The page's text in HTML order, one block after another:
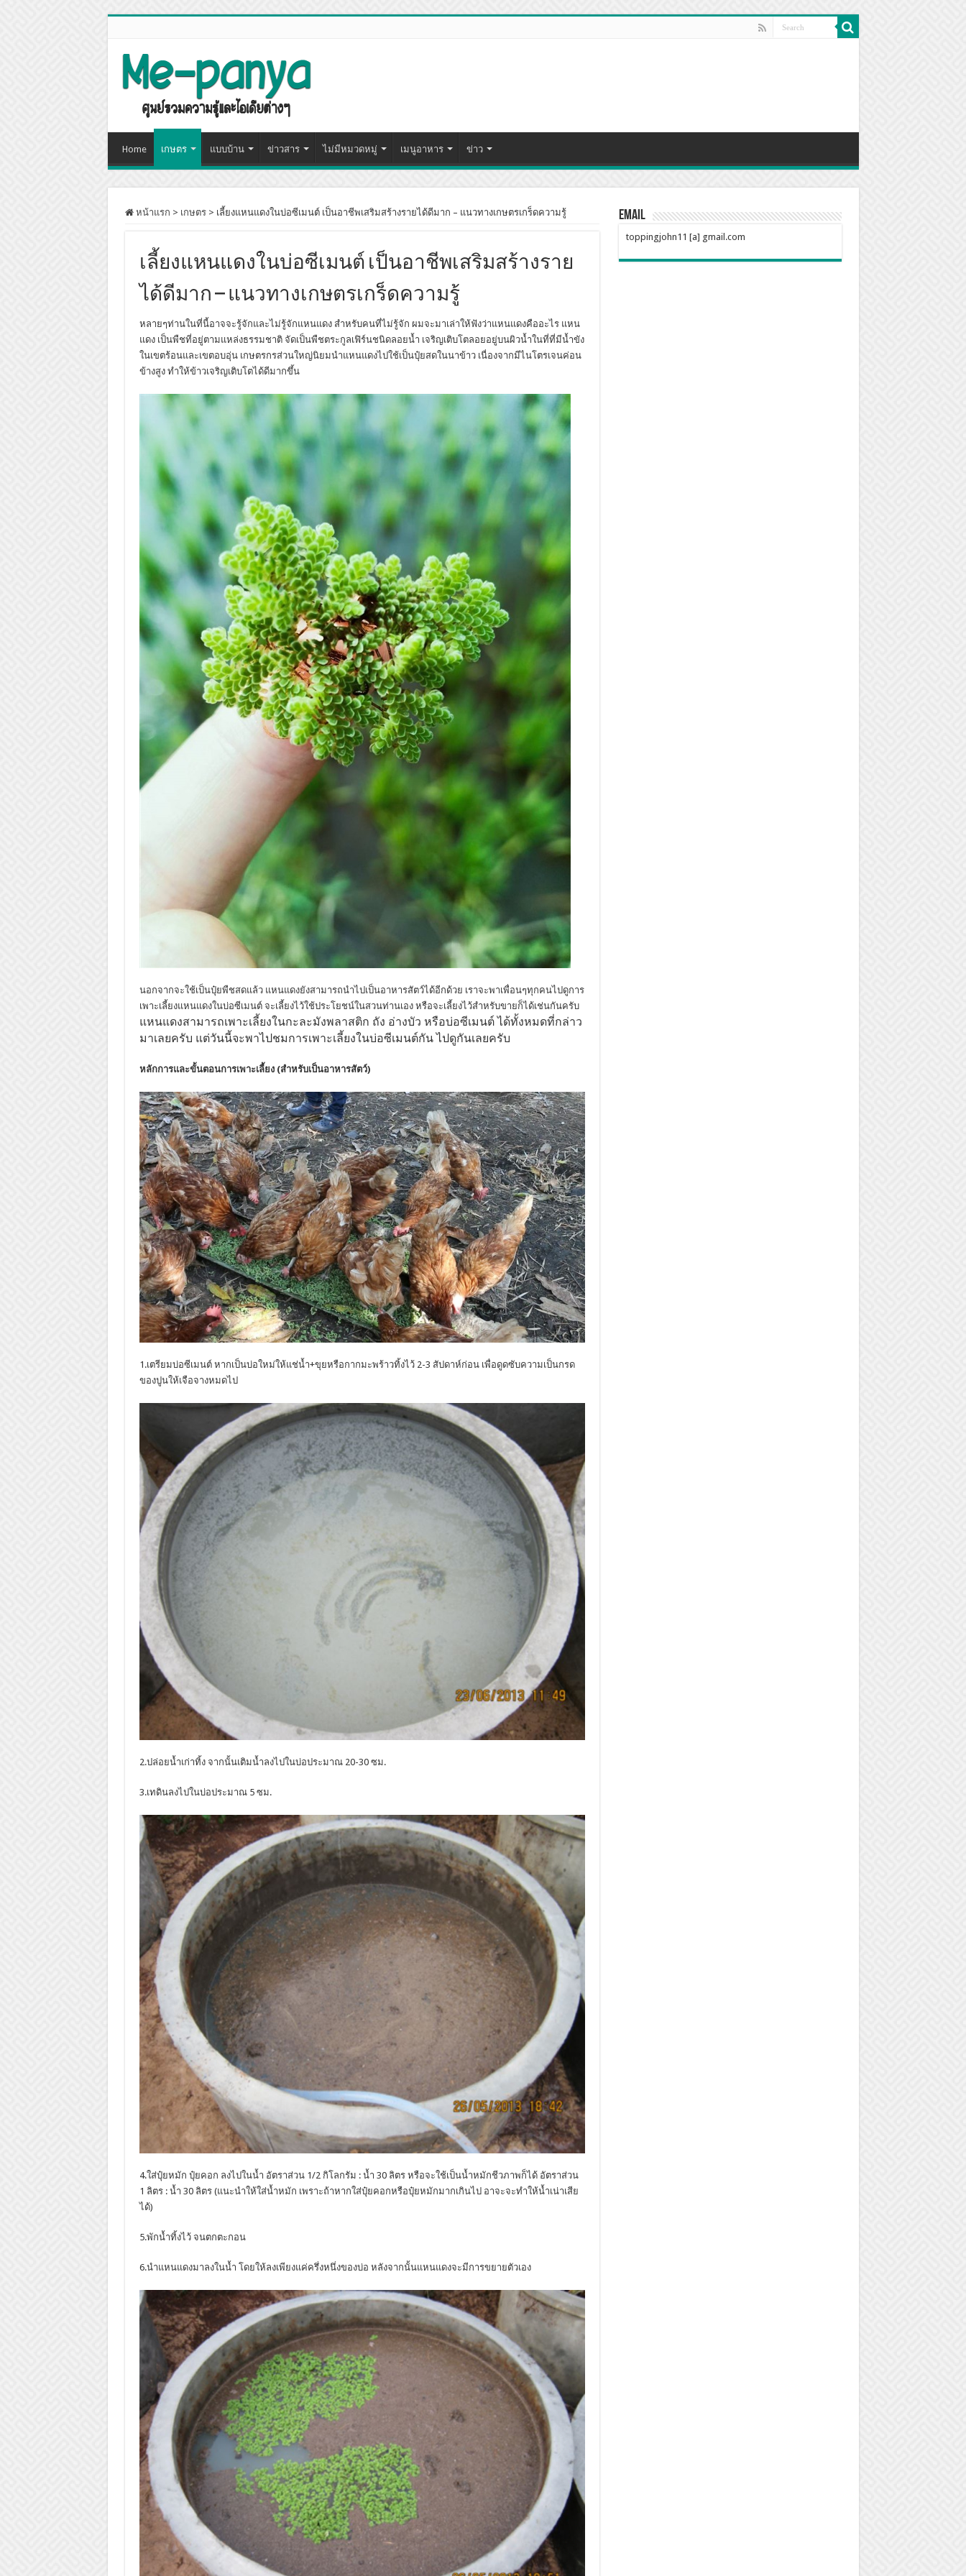
Home เกษตร แบบบ้าน ข่าวสาร ไม่มีหมวดหมู่ เมนูอาหาร ข่าว
หน้าแรก > เกษตร > เลี้ยงแหนแดงในบ่อซีเมนต์ เป็นอาชีพเสริมสร้างรายได้ดีมาก – แนวทางเกษตรเกร็ดความรู้
เลี้ยงแหนแดงในบ่อซีเมนต์ เป็นอาชีพเสริมสร้างราย
ได้ดีมาก – แนวทางเกษตรเกร็ดความรู้
หลายๆท่านในที่นี้อาจจะรู้จักและไม่รู้จักแหนแดง สำหรับคนที่ไม่รู้จัก ผมจะมาเล่าให้ฟังว่าแหนแดงคืออะไร แหน
แดง เป็นพืชที่อยู่ตามแหล่งธรรมชาติ จัดเป็นพืชตระกูลเฟิร์นชนิดลอยน้ำ เจริญเติบโตลอยอยู่บนผิวน้ำในที่ที่มีน้ำขัง
ในเขตร้อนและเขตอบอุ่น เกษตรกรส่วนใหญ่นิยมนำแหนแดงไปใช้เป็นปุ๋ยสดในนาข้าว เนื่องจากมีไนโตรเจนค่อน
ข้างสูง ทำให้ข้าวเจริญเติบโตได้ดีมากขึ้น
นอกจากจะใช้เป็นปุ๋ยพืชสดแล้ว แหนแดงยังสามารถนำไปเป็นอาหารสัตว์ได้อีกด้วย เราจะพาเพื่อนๆทุกคนไปดูการ
เพาะเลี้ยงแหนแดงในบ่อซีเมนต์ จะเลี้ยงไว้ใช้ประโยชน์ในสวนท่านเอง หรือจะเลี้ยงไว้สำหรับขายก็ได้เช่นกันครับ
แหนแดงสามารถเพาะเลี้ยงในกะละมังพลาสติก ถัง อ่างบัว หรือบ่อซีเมนต์ ได้ทั้งหมดที่กล่าว
มาเลยครับ แต่วันนี้จะพาไปชมการเพาะเลี้ยงในบ่อซีเมนต์กัน ไปดูกันเลยครับ
หลักการและขั้นตอนการเพาะเลี้ยง (สำหรับเป็นอาหารสัตว์)
1.เตรียมบ่อซีเมนต์ หากเป็นบ่อใหม่ให้แช่น้ำ+ขุยหรือกากมะพร้าวทิ้งไว้ 2-3 สัปดาห์ก่อน เพื่อดูดซับความเป็นกรด
ของปูนให้เจือจางหมดไป
2.ปล่อยน้ำเก่าทิ้ง จากนั้นเติมน้ำลงไปในบ่อประมาณ 20-30 ซม.
3.เทดินลงไปในบ่อประมาณ 5 ซม.
4.ใส่ปุ๋ยหมัก ปุ๋ยคอก ลงไปในน้ำ อัตราส่วน 1/2 กิโลกรัม : น้ำ 30 ลิตร หรือจะใช้เป็นน้ำหมักชีวภาพก็ได้ อัตราส่วน
1 ลิตร : น้ำ 30 ลิตร (แนะนำให้ใส่น้ำหมัก เพราะถ้าหากใส่ปุ๋ยคอกหรือปุ๋ยหมักมากเกินไป อาจะจะทำให้น้ำเน่าเสีย
ได้)
5.พักน้ำทิ้งไว้ จนตกตะกอน
6.นำแหนแดงมาลงในน้ำ โดยให้ลงเพียงแค่ครึ่งหนึ่งของบ่อ หลังจากนั้นแหนแดงจะมีการขยายตัวเอง
Email
toppingjohn11 [a] gmail.com